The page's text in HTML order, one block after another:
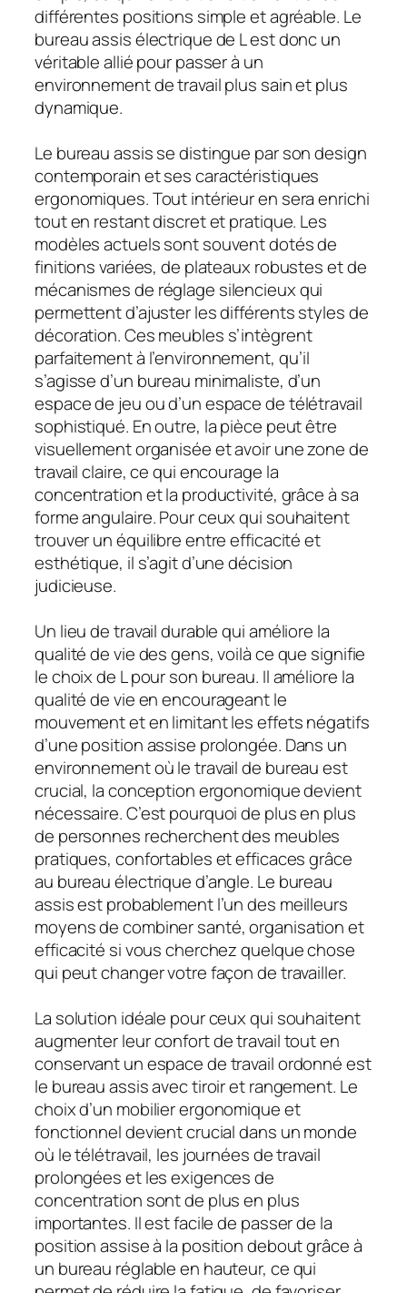
différentes positions simple et agréable. Le
bureau assis électrique de L est donc un
véritable allié pour passer à un
environnement de travail plus sain et plus
dynamique.
Le bureau assis se distingue par son design
contemporain et ses caractéristiques
ergonomiques. Tout intérieur en sera enrichi
tout en restant discret et pratique. Les
modèles actuels sont souvent dotés de
finitions variées, de plateaux robustes et de
mécanismes de réglage silencieux qui
permettent d’ajuster les différents styles de
décoration. Ces meubles s’intègrent
parfaitement à l’environnement, qu’il
s’agisse d’un bureau minimaliste, d’un
espace de jeu ou d’un espace de télétravail
sophistiqué. En outre, la pièce peut être
visuellement organisée et avoir une zone de
travail claire, ce qui encourage la
concentration et la productivité, grâce à sa
forme angulaire. Pour ceux qui souhaitent
trouver un équilibre entre efficacité et
esthétique, il s’agit d’une décision
judicieuse.
Un lieu de travail durable qui améliore la
qualité de vie des gens, voilà ce que signifie
le choix de L pour son bureau. Il améliore la
qualité de vie en encourageant le
mouvement et en limitant les effets négatifs
d’une position assise prolongée. Dans un
environnement où le travail de bureau est
crucial, la conception ergonomique devient
nécessaire. C’est pourquoi de plus en plus
de personnes recherchent des meubles
pratiques, confortables et efficaces grâce
au bureau électrique d’angle. Le bureau
assis est probablement l’un des meilleurs
moyens de combiner santé, organisation et
efficacité si vous cherchez quelque chose
qui peut changer votre façon de travailler.
La solution idéale pour ceux qui souhaitent
augmenter leur confort de travail tout en
conservant un espace de travail ordonné est
le bureau assis avec tiroir et rangement. Le
choix d’un mobilier ergonomique et
fonctionnel devient crucial dans un monde
où le télétravail, les journées de travail
prolongées et les exigences de
concentration sont de plus en plus
importantes. Il est facile de passer de la
position assise à la position debout grâce à
un bureau réglable en hauteur, ce qui